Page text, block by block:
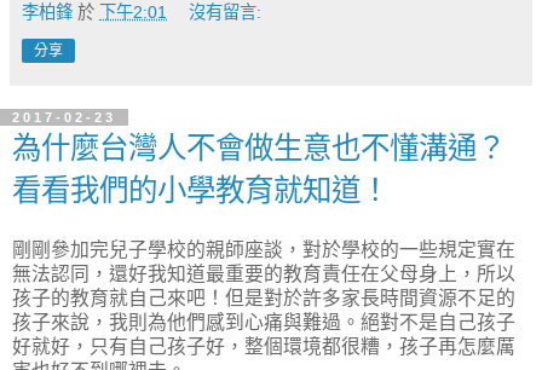
李柏鋒 於 下午2:01 沒有留言:
分享
2017-02-23
為什麼台灣人不會做生意也不懂溝通？
看看我們的小學教育就知道！
剛剛參加完兒子學校的親師座談，對於學校的一些規定實在
無法認同，還好我知道最重要的教育責任在父母身上，所以
孩子的教育就自己來吧！但是對於許多家長時間資源不足的
孩子來說，我則為他們感到心痛與難過。絕對不是自己孩子
好就好，只有自己孩子好，整個環境都很糟，孩子再怎麼厲